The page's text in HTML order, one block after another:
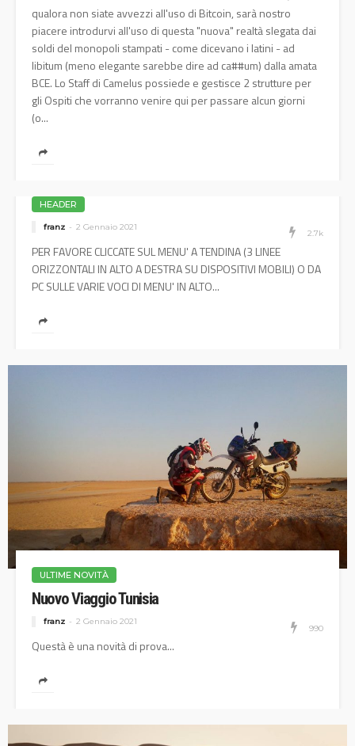
qualora non siate avvezzi all'uso di Bitcoin, sarà nostro
piacere introdurvi all'uso di questa "nuova" realtà slegata dai
soldi del monopoli stampati - come dicevano i latini - ad
libitum (meno elegante sarebbe dire ad ca##um) dalla amata
BCE. Lo Staff di Camelus possiede e gestisce 2 strutture per
gli Ospiti che vorranno venire qui per passare alcun giorni
(o...
HEADER
franz 2 Gennaio 2021
2.7k
PER FAVORE CLICCATE SUL MENU' A TENDINA (3 LINEE
ORIZZONTALI IN ALTO A DESTRA SU DISPOSITIVI MOBILI) O DA
PC SULLE VARIE VOCI DI MENU' IN ALTO...
ULTIME NOVITÀ
Nuovo Viaggio Tunisia
franz 2 Gennaio 2021
990
Questà è una novità di prova...